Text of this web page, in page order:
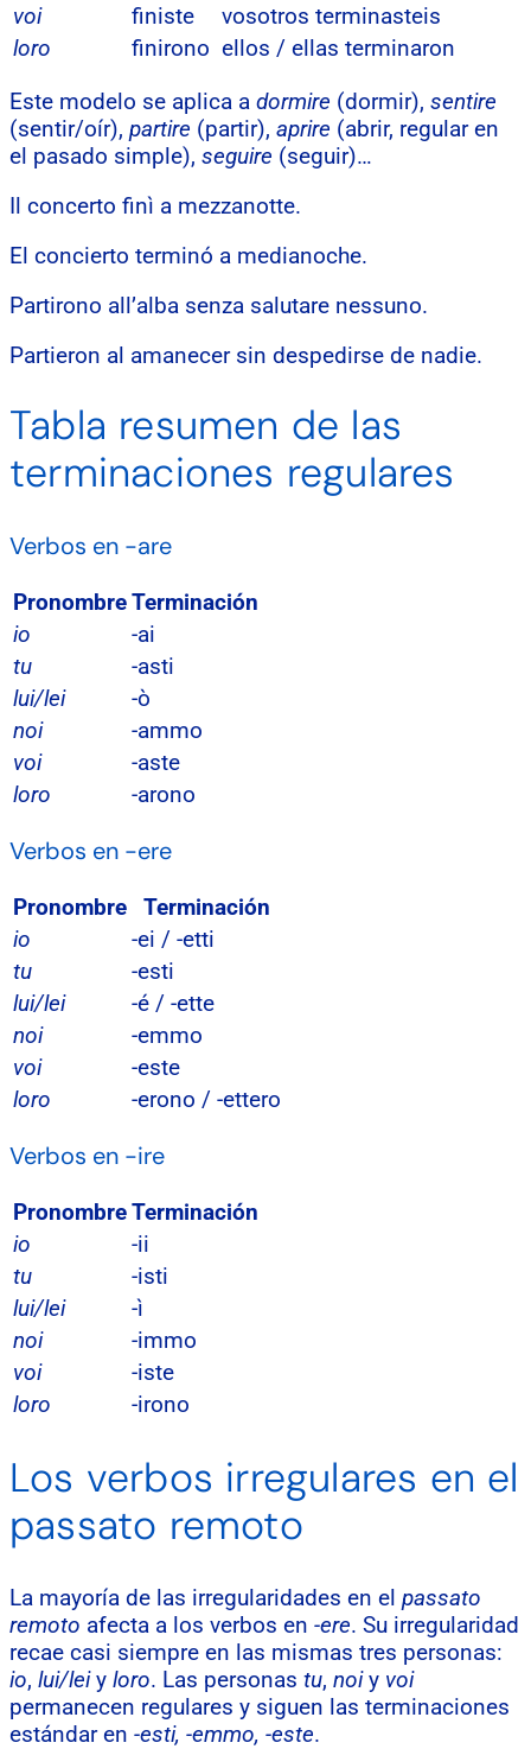
voi
finiste
vosotros terminasteis
loro
finirono ellos / ellas terminaron
Este modelo se aplica a dormire (dormir), sentire
(sentir/oír), partire (partir), aprire (abrir, regular en
el pasado simple), seguire (seguir)…
Il concerto finì a mezzanotte.
El concierto terminó a medianoche.
Partirono all’alba senza salutare nessuno.
Partieron al amanecer sin despedirse de nadie.
Tabla resumen de las
terminaciones regulares
Verbos en -are
PronombreTerminación
io
-ai
tu
-asti
lui/lei
-ò
noi
-ammo
voi
-aste
loro
-arono
Verbos en -ere
Pronombre
Terminación
io
-ei / -etti
tu
-esti
lui/lei
-é / -ette
noi
-emmo
voi
-este
loro
-erono / -ettero
Verbos en -ire
PronombreTerminación
io
-ii
tu
-isti
lui/lei
-ì
noi
-immo
voi
-iste
loro
-irono
Los verbos irregulares en el
passato remoto
La mayoría de las irregularidades en el passato
remoto afecta a los verbos en -ere. Su irregularidad
recae casi siempre en las mismas tres personas:
io, lui/leiy loro. Las personas tu, noiy voi
permanecen regulares y siguen las terminaciones
estándar en -esti, -emmo, -este.